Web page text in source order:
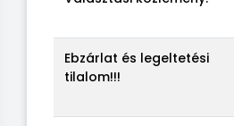
Ebzárlat és legeltetési
tilalom!!!